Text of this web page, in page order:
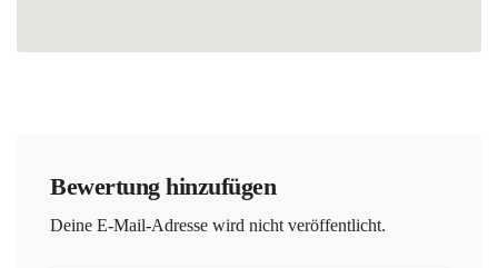
Bewertung hinzufügen
Deine E-Mail-Adresse wird nicht veröffentlicht.